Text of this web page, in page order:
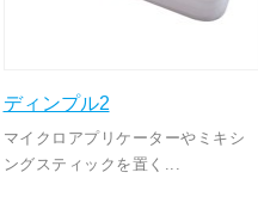
ディンプル2
マイクロアプリケーターやミキシ
ングスティックを置く...